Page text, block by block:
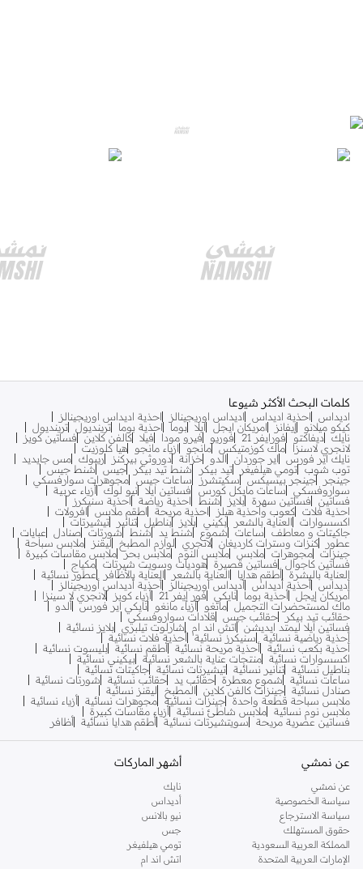
كلمات البحث الأكثر شيوعا
اديداس احذية اديداس اديداس اوريجينالز
احذية اديداس اوريجينالز
كيكو ميلانو
إيفانز امريكان ايجل ايلا بوما احذية بوما ترينديول ترينديول
نايك ديفاكتو فورايفر 21 فوريو فيرو مودا فيلا كالفن كلاين فساتين كويز
لانجري لاسنزا
ماك كوزمتيكس مانجو ازياء مانجو
هيا كلوزيت
نايك اير فورس
اير جوردان الدو خزانة دوروثي بيركنز ريبوك مس جايديد
توب شوب تومي هيلفيغر تيد بيكر شنط تيد بيكر جيس
شنط جيس
جينجر
جينجر بيسيكس سكيتشرز ساعات جيس مجوهرات سوارفسكي
سواروفسكي
ساعات مايكل كورس فساتين ايلا نيو لوك أزياء عربية
فساتين
فساتين سهرة بلايز شنط احذية رياضة
احذية سنيكرز
احذية فلات كعوب واحذية هيلز احذية مريحة اطقم ملابس
افرولات
اكسسوارات
العناية بالشعر بكيني بلايز بناطيل تنانير
تيشيرتات
جاكيتات و معاطف
ساعات شموع شنط يد شنط شورتات صنادل
عبايات
عطور
كنزات وسترات كارديغان لانجري لوازم المطبخ ليقنز
ملابس سباحة
جينزات مجوهرات ملابس ملابس النوم ملابس بحر ملابس مقاسات كبيرة
فساتين كاجوال
فساتين قصيرة هوديات وسويت شيرتات مكياج
العناية بالبشرة أطقم هدايا العناية بالشعر العناية بالأظافر
عطور نسائية
أديداس أحذية أديداس أديداس أوريجينالز
أحذية أديداس أوريجينالز
أمريكان إيجل أحذية بوما نايكي فور إيفر 21 أزياء كويز
لانجري لا سينزا
ماك لمستحضرات التجميل مانغو أزياء مانغو نايكي اير فورس ألدو
حقائب تيد بيكر
حقائب جيس
قلادات سواروفسكي
فساتين ايلا ليمتد ايديشن
اتش اند ام شارلوت تيلبري بلايز نسائية
أحذية رياضية نسائية
سنيكرز نسائية أحذية فلات نسائية
أحذية بكعب نسائية أحذية مريحة نسائية أطقم نسائية بليسوت نسائية
اكسسوارات نسائية منتجات عناية بالشعر نسائية بيكيني نسائية
بناطيل نسائية تنانير نسائية تيشيرتات نسائية جاكيتات نسائية
ساعات نسائية
شموع معطرة حقائب يد حقائب نسائية
شورتات نسائية
صنادل نسائية جينزات كالفن كلاين المطبخ
ليقنز نسائية
ملابس سباحة قطعة واحدة جينزات نسائية مجوهرات نسائية أزياء نسائية
ملابس نوم نسائية ملابس شاطئ نسائية أزياء مقاسات كبيرة
فساتين عصرية مريحة
سويتشيرتات نسائية أطقم هدايا نسائية أظافر
عن نمشي
عن نمشي
سياسة الخصوصية
سياسة الاسترجاع
حقوق المستهلك
المملكة العربية السعودية
الإمارات العربية المتحدة
أشهر الماركات
نايك
أديداس
نيو بالانس
جس
تومي هيلفيغر
اتش اند ام